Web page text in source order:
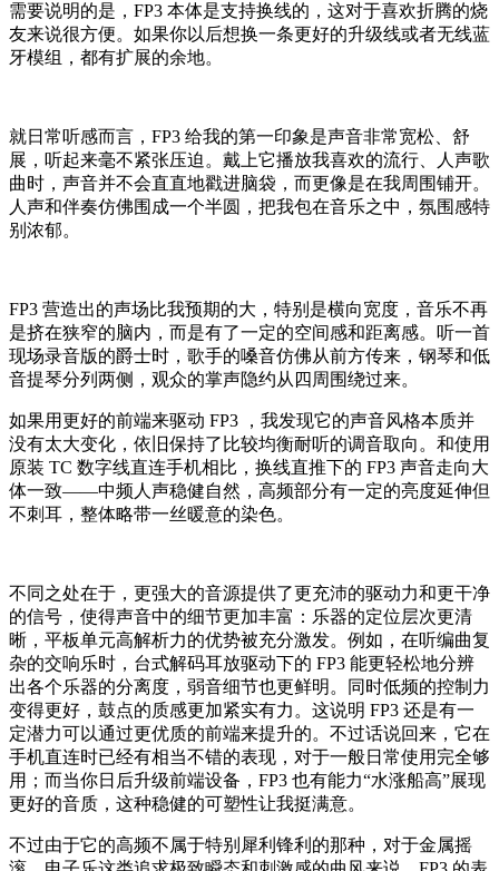
需要说明的是，FP3 本体是支持换线的，这对于喜欢折腾的烧
友来说很方便。如果你以后想换一条更好的升级线或者无线蓝
牙模组，都有扩展的余地。
就日常听感而言，FP3 给我的第一印象是声音非常宽松、舒
展，听起来毫不紧张压迫。戴上它播放我喜欢的流行、人声歌
曲时，声音并不会直直地戳进脑袋，而更像是在我周围铺开。
人声和伴奏仿佛围成一个半圆，把我包在音乐之中，氛围感特
别浓郁。
FP3 营造出的声场比我预期的大，特别是横向宽度，音乐不再
是挤在狭窄的脑内，而是有了一定的空间感和距离感。听一首
现场录音版的爵士时，歌手的嗓音仿佛从前方传来，钢琴和低
音提琴分列两侧，观众的掌声隐约从四周围绕过来。
如果用更好的前端来驱动 FP3 ，我发现它的声音风格本质并
没有太大变化，依旧保持了比较均衡耐听的调音取向。和使用
原装 TC 数字线直连手机相比，换线直推下的 FP3 声音走向大
体一致——中频人声稳健自然，高频部分有一定的亮度延伸但
不刺耳，整体略带一丝暖意的染色。
不同之处在于，更强大的音源提供了更充沛的驱动力和更干净
的信号，使得声音中的细节更加丰富：乐器的定位层次更清
晰，平板单元高解析力的优势被充分激发。例如，在听编曲复
杂的交响乐时，台式解码耳放驱动下的 FP3 能更轻松地分辨
出各个乐器的分离度，弱音细节也更鲜明。同时低频的控制力
变得更好，鼓点的质感更加紧实有力。这说明 FP3 还是有一
定潜力可以通过更优质的前端来提升的。不过话说回来，它在
手机直连时已经有相当不错的表现，对于一般日常使用完全够
用；而当你日后升级前端设备，FP3 也有能力“水涨船高”展现
更好的音质，这种稳健的可塑性让我挺满意。
不过由于它的高频不属于特别犀利锋利的那种，对于金属摇